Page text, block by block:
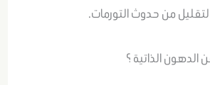
من حدوث التورمات.
الذاتية ؟